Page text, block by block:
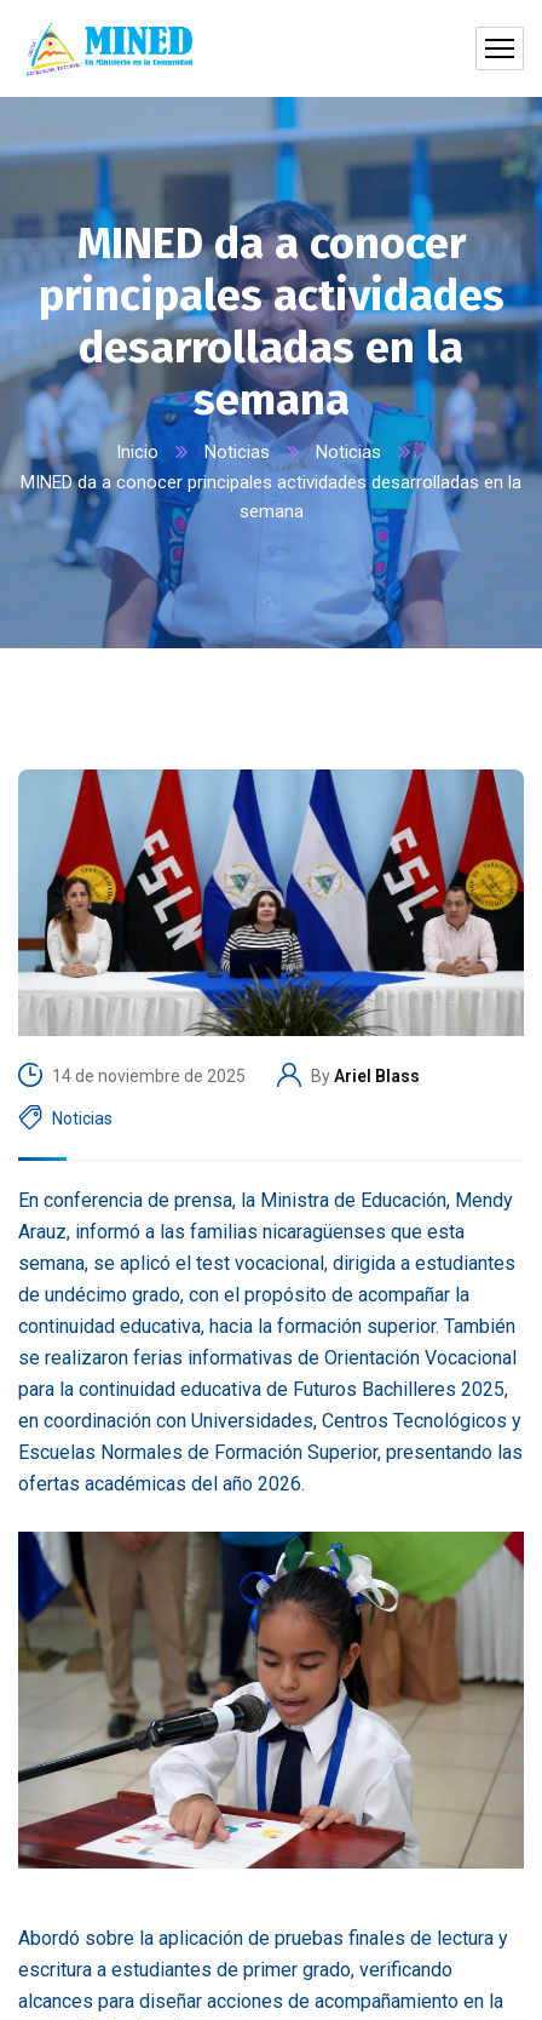
MINED da a conocer
principales actividades
desarrolladas en la
semana
Inicio Noticias
Noticias
MINED da a conocer principales actividades desarrolladas en la
semana
14 de noviembre de 2025 ByAriel Blass
Noticias
En conferencia de prensa, la Ministra de Educación, Mendy
Arauz, informó a las familias nicaragüenses que esta
semana, se aplicó el test vocacional, dirigida a estudiantes
de undécimo grado, con el propósito de acompañar la
continuidad educativa, hacia la formación superior. También
se realizaron ferias informativas de Orientación Vocacional
para la continuidad educativa de Futuros Bachilleres 2025,
en coordinación con Universidades, Centros Tecnológicos y
Escuelas Normales de Formación Superior, presentando las
ofertas académicas del año 2026.
Abordó sobre la aplicación de pruebas finales de lectura y
escritura a estudiantes de primer grado, verificando
alcances para diseñar acciones de acompañamiento en la